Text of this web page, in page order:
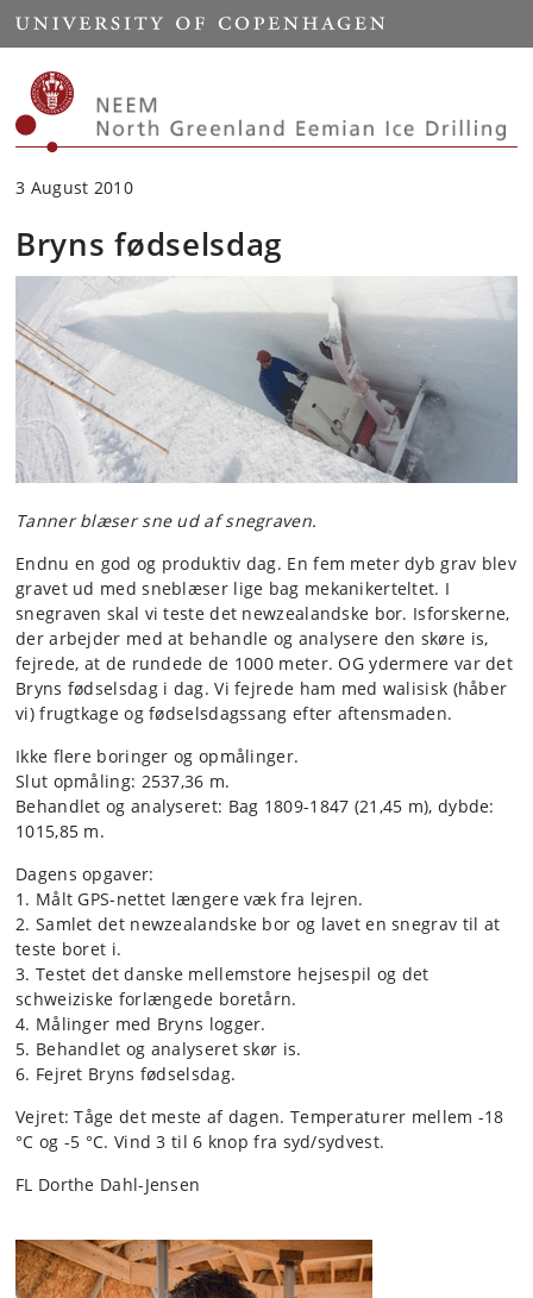
Start
3 August 2010
Bryns fødselsdag
Tanner blæser sne ud af snegraven.
Endnu en god og produktiv dag. En fem meter dyb grav blev
gravet ud med sneblæser lige bag mekanikerteltet. I
snegraven skal vi teste det newzealandske bor. Isforskerne,
der arbejder med at behandle og analysere den skøre is,
fejrede, at de rundede de 1000 meter. OG ydermere var det
Bryns fødselsdag i dag. Vi fejrede ham med walisisk (håber
vi) frugtkage og fødselsdagssang efter aftensmaden.
Ikke flere boringer og opmålinger.
Slut opmåling: 2537,36 m.
Behandlet og analyseret: Bag 1809-1847 (21,45 m), dybde:
1015,85 m.
Dagens opgaver:
1. Målt GPS-nettet længere væk fra lejren.
2. Samlet det newzealandske bor og lavet en snegrav til at
teste boret i.
3. Testet det danske mellemstore hejsespil og det
schweiziske forlængede boretårn.
4. Målinger med Bryns logger.
5. Behandlet og analyseret skør is.
6. Fejret Bryns fødselsdag.
Vejret: Tåge det meste af dagen. Temperaturer mellem -18
°C og -5 °C. Vind 3 til 6 knop fra syd/sydvest.
FL Dorthe Dahl-Jensen